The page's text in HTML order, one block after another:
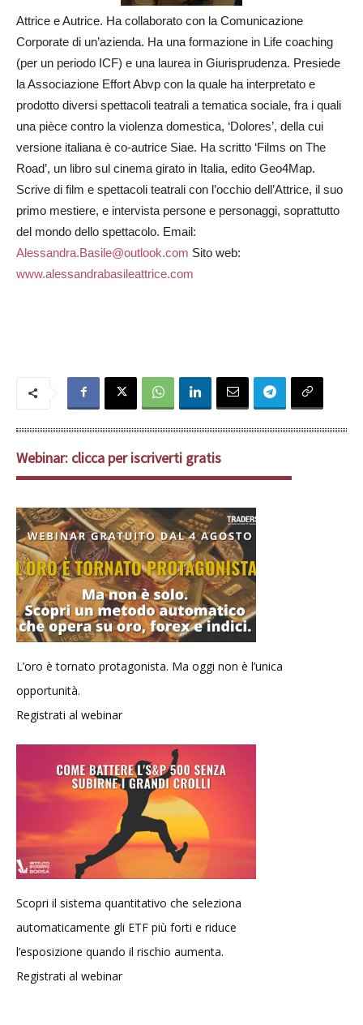
Attrice e Autrice. Ha collaborato con la Comunicazione
Corporate di un’azienda. Ha una formazione in Life coaching
(per un periodo ICF) e una laurea in Giurisprudenza. Presiede
la Associazione Effort Abvp con la quale ha interpretato e
prodotto diversi spettacoli teatrali a tematica sociale, fra i quali
una pièce contro la violenza domestica, ‘Dolores’, della cui
versione italiana è co-autrice Siae. Ha scritto ‘Films on The
Road’, un libro sul cinema girato in Italia, edito Geo4Map.
Scrive di film e spettacoli teatrali con l’occhio dell’Attrice, il suo
primo mestiere, e intervista persone e personaggi, soprattutto
del mondo dello spettacolo. Email:
Alessandra.Basile@outlook.com Sito web:
www.alessandrabasileattrice.com
Webinar: clicca per iscriverti gratis
L’oro è tornato protagonista. Ma oggi non è l’unica
opportunità.
Registrati al webinar
Scopri il sistema quantitativo che seleziona
automaticamente gli ETF più forti e riduce
l’esposizione quando il rischio aumenta.
Registrati al webinar